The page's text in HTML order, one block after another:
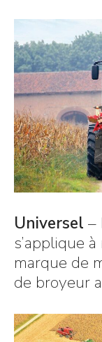
Universel –
s’applique
marque de
de broyeur